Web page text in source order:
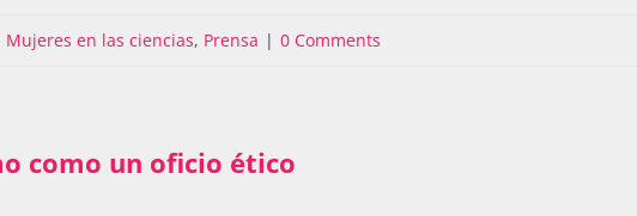
Mujeres en las ciencias, Prensa | 0 Comments
como un oficio ético